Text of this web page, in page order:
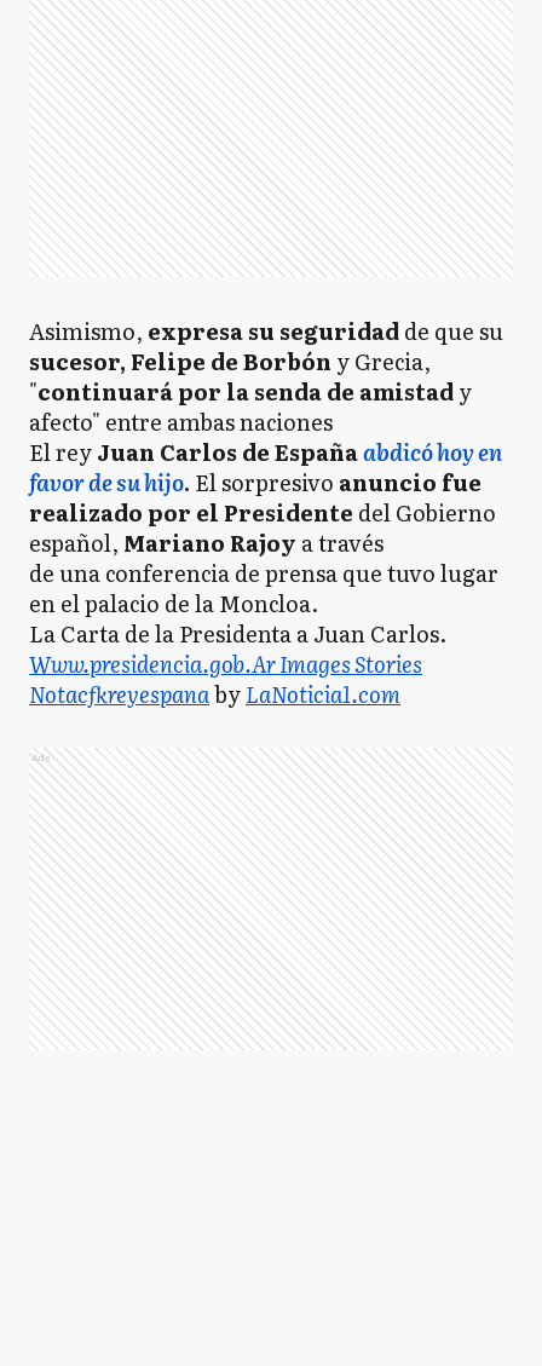
Asimismo, expresa su seguridadde que su
sucesor, Felipe de Borbón y Grecia,
"continuará por la senda de amistady
afecto" entre ambas naciones
El reyJuan Carlos de Españaabdicó hoy en
favor de su hijo. El sorpresivo anuncio fue
realizado por el Presidente del Gobierno
español, Mariano Rajoy a través
de una conferencia de prensa que tuvo lugar
en el palacio de la Moncloa.
La Carta de la Presidenta a Juan Carlos.
Www.presidencia.gob.Ar Images Stories
NotacfkreyespanabyLaNoticia1.com
Ads